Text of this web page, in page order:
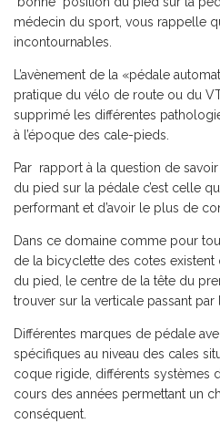
médecin du sport, vous rappelle
incontournables.
L’avènement de la «pédale
pratique du vélo de route ou du
supprimé les différentes
à l’époque des cale-pieds.
Par rapport à la question de
du pied sur la pédale c’est celle
performant et d’avoir le plus de
Dans ce domaine comme pour
de la bicyclette des cotes existent
du pied, le centre de la tête du
trouver sur la verticale passant par
Différentes marques de pédale
spécifiques au niveau des cales
coque rigide, différents systèmes
cours des années permettant un
conséquent.